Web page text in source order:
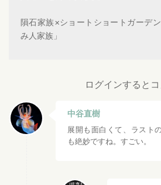
隕石家族×ショートショートガーデ
み人家族」
ログインすると
中谷直樹
展開も面白くて、ラスト
も絶妙ですね。すごい。